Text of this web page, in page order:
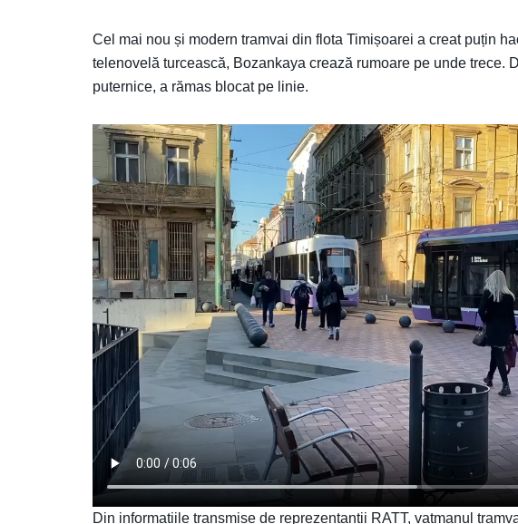
Cel mai nou și modern tramvai din flota Timișoarei a creat puțin
telenovelă turcească, Bozankaya crează rumoare pe unde trece.
puternice, a rămas blocat pe linie.
Din informațiile transmise de reprezentanții RATT, vatmanul